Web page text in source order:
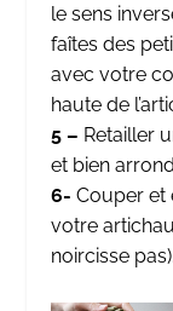
le sens
faîtes des
avec votre
haute de
5 – Retailler
et bien
6- Couper et
votre
noircisse pas).